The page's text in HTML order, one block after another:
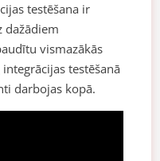
testēšana ir
dažādiem
vismazākās
testēšanā
darbojas kopā.